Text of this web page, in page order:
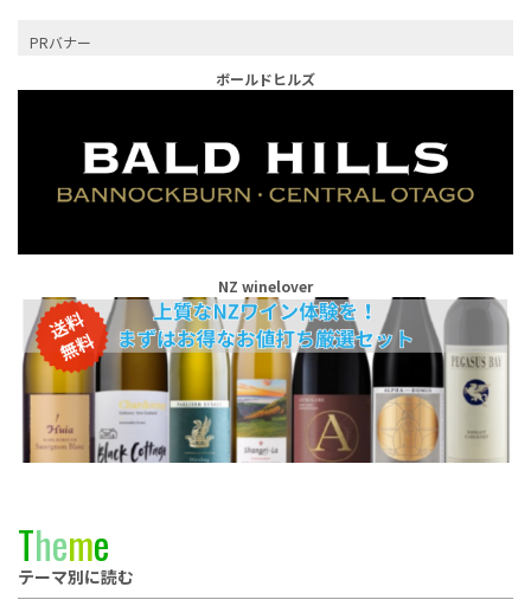
PRバナー
ボールドヒルズ
NZ winelover
Theme
テーマ別に読む